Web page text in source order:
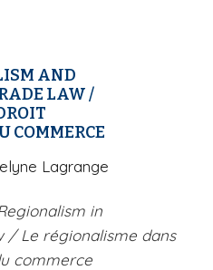
AND
LAW/
COMMERCE
Lagrange
in
/ Le régionalisme dans
commerce